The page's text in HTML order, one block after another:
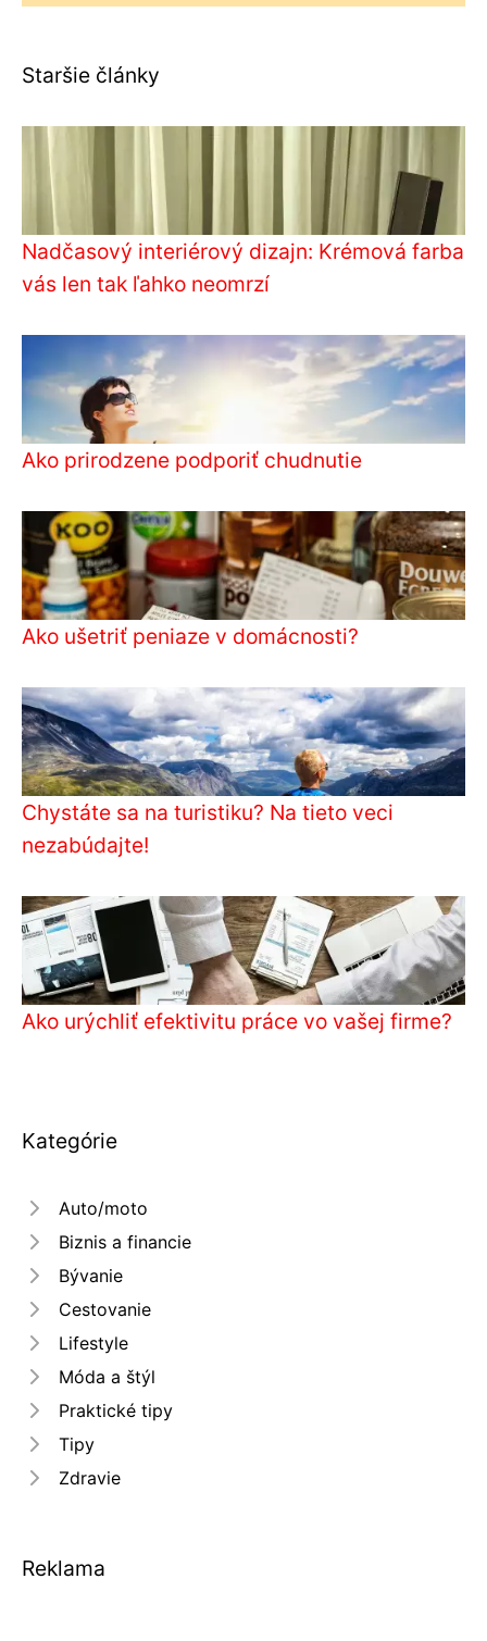
Staršie články
Nadčasový interiérový dizajn: Krémová farba
vás len tak ľahko neomrzí
Ako prirodzene podporiť chudnutie
Ako ušetriť peniaze v domácnosti?
Chystáte sa na turistiku? Na tieto veci
nezabúdajte!
Ako urýchliť efektivitu práce vo vašej firme?
Kategórie
Auto/moto
Biznis a financie
Bývanie
Cestovanie
Lifestyle
Móda a štýl
Praktické tipy
Tipy
Zdravie
Reklama